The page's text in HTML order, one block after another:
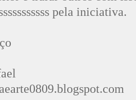
pela iniciativa.